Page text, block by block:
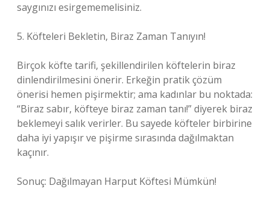
saygınızı esirgememelisiniz.
5. Köfteleri Bekletin, Biraz Zaman Tanıyın!
Birçok köfte tarifi, şekillendirilen köftelerin biraz
dinlendirilmesini önerir. Erkeğin pratik çözüm
önerisi hemen pişirmektir; ama kadınlar bu noktada:
“Biraz sabır, köfteye biraz zaman tanı!” diyerek biraz
beklemeyi salık verirler. Bu sayede köfteler birbirine
daha iyi yapışır ve pişirme sırasında dağılmaktan
kaçınır.
Sonuç: Dağılmayan Harput Köftesi Mümkün!